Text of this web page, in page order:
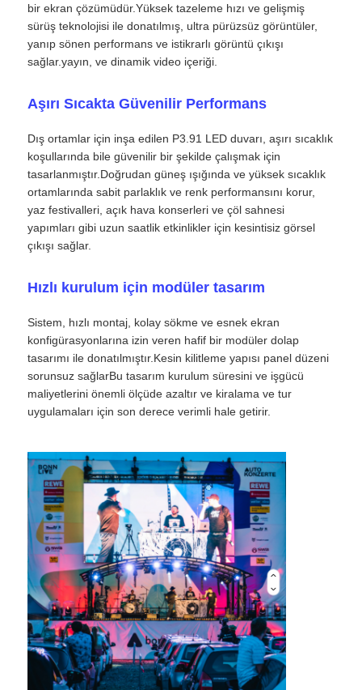
Ana Sayfa
Videolar
VR Gösterisi
Fabrika turu
Kalite kontrolü
Bize Ulaşın
Haberler
Durumlar
bir ekran çözümüdür.Yüksek tazeleme hızı ve gelişmiş
sürüş teknolojisi ile donatılmış, ultra pürüzsüz görüntüler,
yanıp sönen performans ve istikrarlı görüntü çıkışı
sağlar.yayın, ve dinamik video içeriği.
Aşırı Sıcakta Güvenilir Performans
Dış ortamlar için inşa edilen P3.91 LED duvarı, aşırı sıcaklık
koşullarında bile güvenilir bir şekilde çalışmak için
tasarlanmıştır.Doğrudan güneş ışığında ve yüksek sıcaklık
ortamlarında sabit parlaklık ve renk performansını korur,
yaz festivalleri, açık hava konserleri ve çöl sahnesi
yapımları gibi uzun saatlik etkinlikler için kesintisiz görsel
çıkışı sağlar.
Hızlı kurulum için modüler tasarım
Sistem, hızlı montaj, kolay sökme ve esnek ekran
konfigürasyonlarına izin veren hafif bir modüler dolap
tasarımı ile donatılmıştır.Kesin kilitleme yapısı panel düzeni
sorunsuz sağlarBu tasarım kurulum süresini ve işgücü
maliyetlerini önemli ölçüde azaltır ve kiralama ve tur
uygulamaları için son derece verimli hale getirir.